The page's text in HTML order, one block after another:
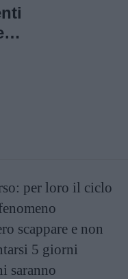
per loro il ciclo
scappare e non
5 giorni
saranno